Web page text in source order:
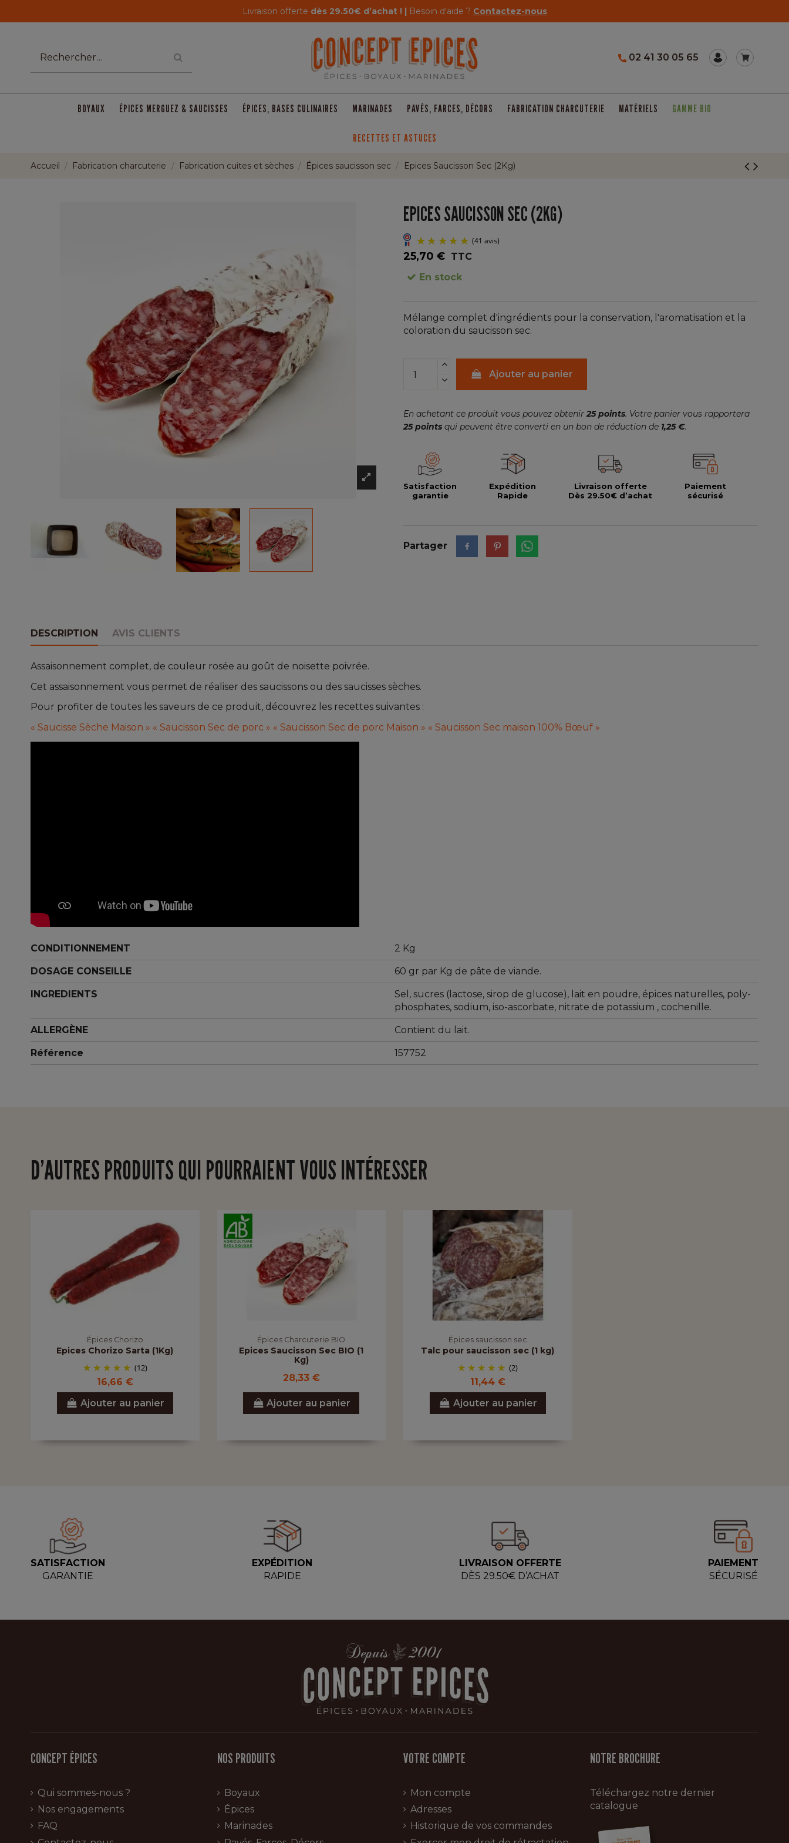
Livraison offerte dès 29.50€ d’achat ! | Besoin d'aide ? Contactez-nous
02 41 30 05 65
BOYAUX ÉPICES MERGUEZ & SAUCISSES ÉPICES, BASES CULINAIRES MARINADES PAVÉS, FARCES, DÉCORS FABRICATION CHARCUTERIE MATÉRIELS GAMME BIO
RECETTES ET ASTUCES
Accueil Fabrication charcuterie Fabrication cuites et sèches Épices saucisson sec Epices Saucisson Sec (2Kg)
EPICES SAUCISSON SEC (2KG)
25,70 € TTC
En stock
Mélange complet d'ingrédients pour la conservation, l'aromatisation et la
coloration du saucisson sec.
Ajouter au panier
En achetant ce produit vous pouvez obtenir 25 points. Votre panier vous rapportera
25points qui peuvent être converti en un bon de réduction de 1,25 €.
Satisfaction
garantie
Expédition
Rapide
Livraison offerte
Dès 29.50€ d’achat
Paiement
sécurisé
Partager
DESCRIPTION AVIS CLIENTS
Assaisonnement complet, de couleur rosée au goût de noisette poivrée.
Cet assaisonnement vous permet de réaliser des saucissons ou des saucisses sèches.
Pour profiter de toutes les saveurs de ce produit, découvrez les recettes suivantes :
« Saucisse Sèche Maison » « Saucisson Sec de porc » « Saucisson Sec de porc Maison » « Saucisson Sec maison 100% Bœuf »
CONDITIONNEMENT 2 Kg
DOSAGE CONSEILLE 60 gr par Kg de pâte de viande.
INGREDIENTS
Sel, sucres (lactose, sirop de glucose), lait en poudre, épices naturelles, poly-
phosphates, sodium, iso-ascorbate, nitrate de potassium , cochenille.
ALLERGÈNE Contient du lait.
Référence 157752
D’AUTRES PRODUITS QUI POURRAIENT VOUS INTÉRESSER
Épices Chorizo
Epices Chorizo Sarta (1Kg)
(12)
16,66 €
Ajouter au panier
Épices Charcuterie BIO
Epices Saucisson Sec BIO (1
Kg)
28,33 €
Ajouter au panier
Épices saucisson sec
Talc pour saucisson sec (1 kg)
(2)
11,44 €
Ajouter au panier
SATISFACTION
GARANTIE
EXPÉDITION
RAPIDE
LIVRAISON OFFERTE
DÈS 29.50€ D’ACHAT
PAIEMENT
SÉCURISÉ
CONCEPT ÉPICES
Qui sommes-nous ?
Nos engagements
FAQ
NOS PRODUITS
Boyaux
Épices
Marinades
VOTRE COMPTE
Mon compte
Adresses
Historique de vos commandes
NOTRE BROCHURE
Téléchargez notre dernier
catalogue